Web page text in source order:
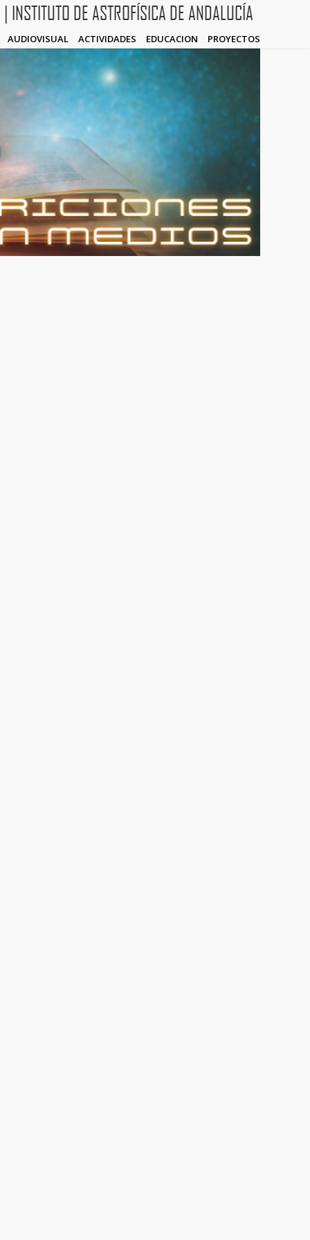
| INSTITUTO DE ASTROFÍSICA DE ANDALUCÍA
AUDIOVISUAL ACTIVIDADES EDUCACION PROYECTOS